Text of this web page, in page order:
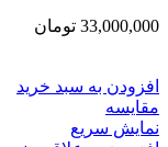
33,000,000 تومان
افزودن به سبد خرید
مقایسه
نمایش سریع